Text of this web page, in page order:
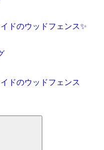
ドのウッドフェンス✨
ドのウッドフェンス